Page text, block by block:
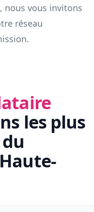
nous vous invitons
réseau
les plus
Haute-